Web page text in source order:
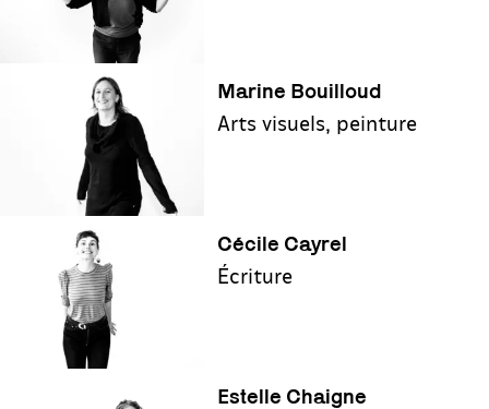
Marine Bouilloud
Arts visuels, peinture
Cécile Cayrel
Écriture
Estelle Chaigne